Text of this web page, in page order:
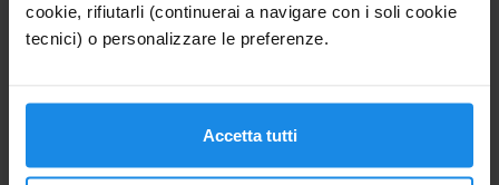
cookie, rifiutarli (continuerai a navigare con i soli cookie
tecnici) o personalizzare le preferenze.
Accetta tutti